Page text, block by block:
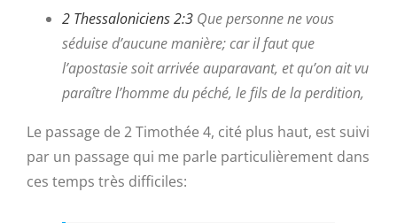
2 Thessaloniciens 2:3 Que personne ne vous
séduise d’aucune manière; car il faut que
l’apostasiesoit arrivée auparavant, et qu’on ait vu
paraître l’homme du péché, le fils de la perdition,
Le passage de 2 Timothée 4, cité plus haut, est suivi
par un passage qui me parle particulièrement dans
ces temps très difficiles: